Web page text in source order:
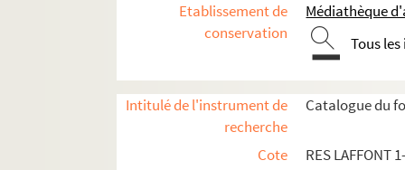
Etablissement de
conservation
Médiathèque
Tous
Intitulé de l'instrument de
recherche
Catalogue du
Cote
RES LAFFONT
RES LAFFONT 24. Étienne-
RES LAFFONT 25. Jean-
Giovanni Paisiello
RES LAFFONT 33. Giovanni
François-André Danican